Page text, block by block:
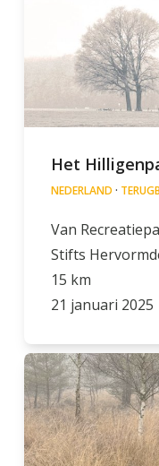
Het
NEDERLAND ·
Van
Stifts
15 km
21 januari 2025